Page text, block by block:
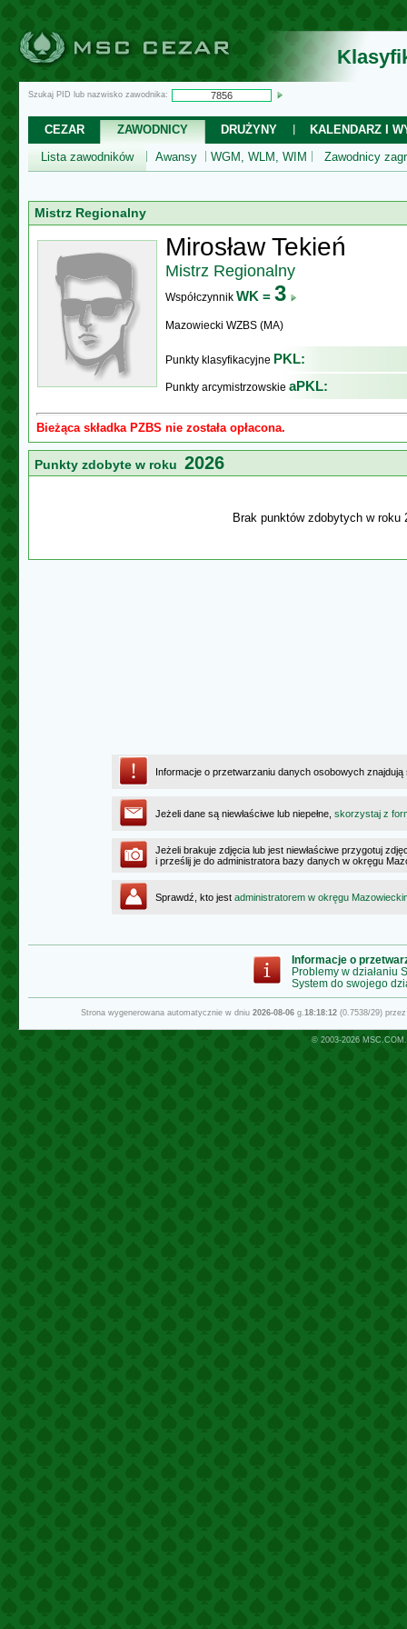
Szukaj PID lub nazwisko zawodnika:
CEZAR ZAWODNICY DRUŻYNY
KALENDARZ I
Lista zawodników
Awansy WGM, WLM, WIM Zawodnicy
Mistrz Regionalny
Mirosław Tekień
Mistrz Regionalny
Współczynnik WK = 3
Mazowiecki WZBS (MA)
Punkty klasyfikacyjne PKL:
Punkty arcymistrzowskie aPKL:
Bieżąca składka PZBS nie została opłacona.
Punkty zdobyte w roku 2026
Brak punktów zdobytych w roku
Informacje o przetwarzaniu danych osobowych
Jeżeli dane są niewłaściwe lub niepełne, skorzystaj z
Jeżeli brakuje zdjęcia lub jest niewłaściwe przygotuj
i prześlij je do administratora bazy danych w okręgu
Sprawdź, kto jest administratorem w okręgu
Informacje o
Problemy w działaniu
System do swojego
Strona wygenerowana automatycznie w dniu 2026-08-06g.18:18:12(0.7538/29)
© 2003-2026